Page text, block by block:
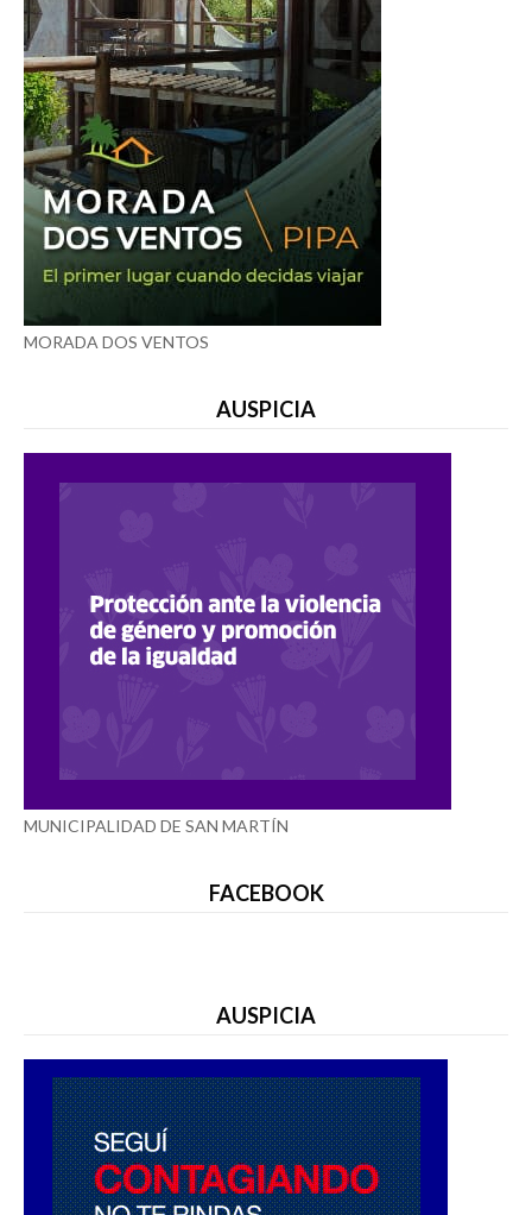
MORADA DOS VENTOS
AUSPICIA
MUNICIPALIDAD DE SAN MARTÍN
FACEBOOK
AUSPICIA